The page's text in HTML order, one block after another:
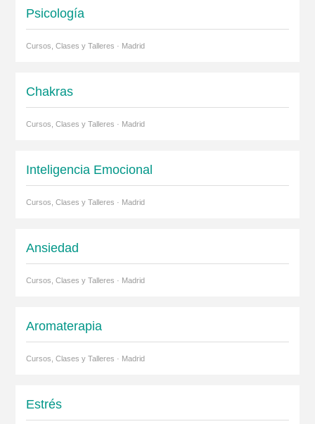
Psicología
Cursos, Clases y Talleres · Madrid
Chakras
Cursos, Clases y Talleres · Madrid
Inteligencia Emocional
Cursos, Clases y Talleres · Madrid
Ansiedad
Cursos, Clases y Talleres · Madrid
Aromaterapia
Cursos, Clases y Talleres · Madrid
Estrés